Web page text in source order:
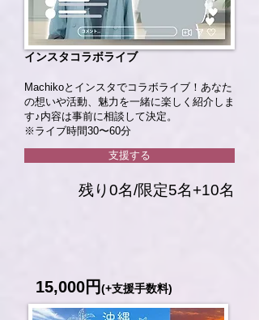
インスタコラボライブ
Machikoとインスタでコラボライブ！あなた
の想いや活動、魅力を一緒に楽しく紹介しま
す♪内容は事前に相談して決定。
※ライブ時間30〜60分
支援する
残り0名/限定5名+10名
15,000円(+支援手数料)